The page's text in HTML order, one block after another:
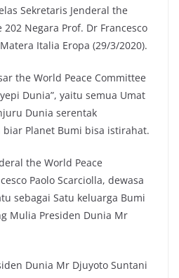
Sekretaris Jenderal the
Negara Prof. Dr Francesco
Italia Eropa (29/3/2020).
the World Peace Committee
Dunia”, yaitu semua Umat
Dunia serentak
Planet Bumi bisa istirahat.
the World Peace
Paolo Scarciolla, dewasa
sebagai Satu keluarga Bumi
Mulia Presiden Dunia Mr
Dunia Mr Djuyoto Suntani